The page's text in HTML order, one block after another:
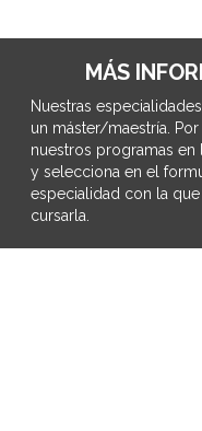
MÁS
Nuestras
un máster/maestría.
nuestros programas en
y selecciona en el
especialidad con la que
cursarla.